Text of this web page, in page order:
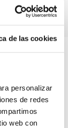
de las cookies
personalizar
de redes
web con